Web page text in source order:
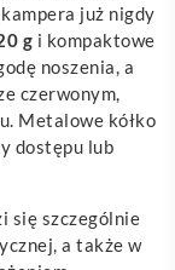
już nigdy
g i kompaktowe
noszenia, a
czerwonym,
Metalowe kółko
dostępu lub
się szczególnie
a także w